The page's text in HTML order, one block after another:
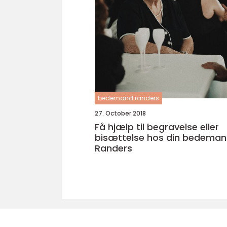
bedemand randers
27. October 2018
Få hjælp til begravelse eller
bisættelse hos din
Randers